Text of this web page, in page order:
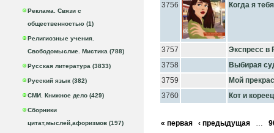
Реклама. Связи с
общественностью (1)
Религиозные учения.
Свободомыслие. Мистика (788)
Русская литература (3833)
Русский язык (382)
СМИ. Книжное дело (429)
Сборники
цитат,мыслей,афоризмов (197)
3756 Когда я
3757
Экспресс в
3758
Выбирая
3759
Мой
3760
Кот и кореец
« первая ‹ предыдущая …